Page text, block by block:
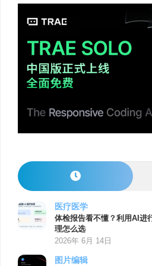
医疗医学
体检报告看不懂？利用AI进
理怎么选
2026年 6月 14日
图片编辑